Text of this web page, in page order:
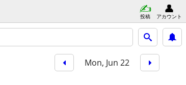
投稿 アカウント
Mon, Jun 22